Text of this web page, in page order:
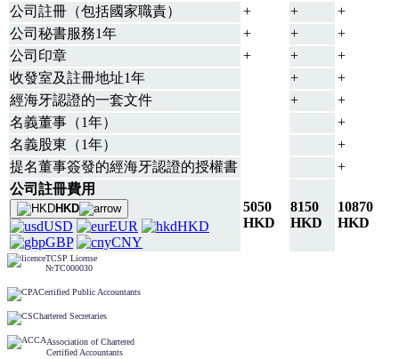
公司註冊（包括國家職責）
+ +
+
公司秘書服務1年
+ +
+
公司印章
+ +
+
收發室及註冊地址1年
+
+
經海牙認證的一套文件
+
+
名義董事（1年）
+
名義股東（1年）
+
提名董事簽發的經海牙認證的授權書
+
公司註冊費用
HKD
USD EUR
HKD
GBP
CNY
5050
HKD
8150
HKD
10870
HKD
TCSP License
№TC000030
Certified Public Accountants
Chartered Secretaries
Association of Chartered
Certified Accountants